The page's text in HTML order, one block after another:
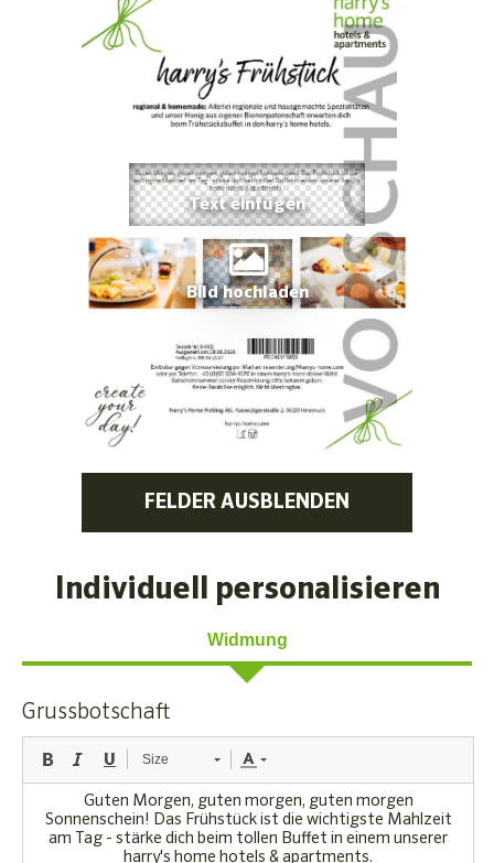
Bild hochladen
FELDER AUSBLENDEN
Individuell personalisieren
Widmung
Grussbotschaft
Size